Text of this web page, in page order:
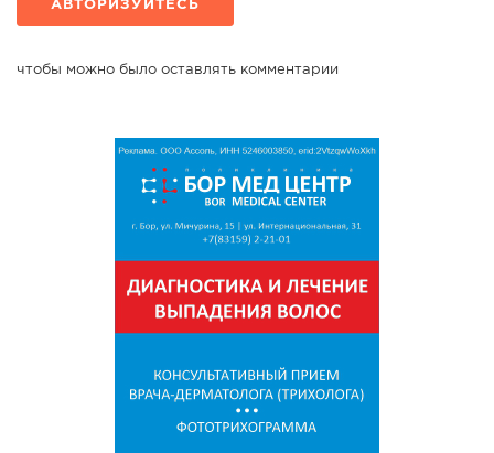
АВТОРИЗУЙТЕСЬ
чтобы можно было оставлять комментарии